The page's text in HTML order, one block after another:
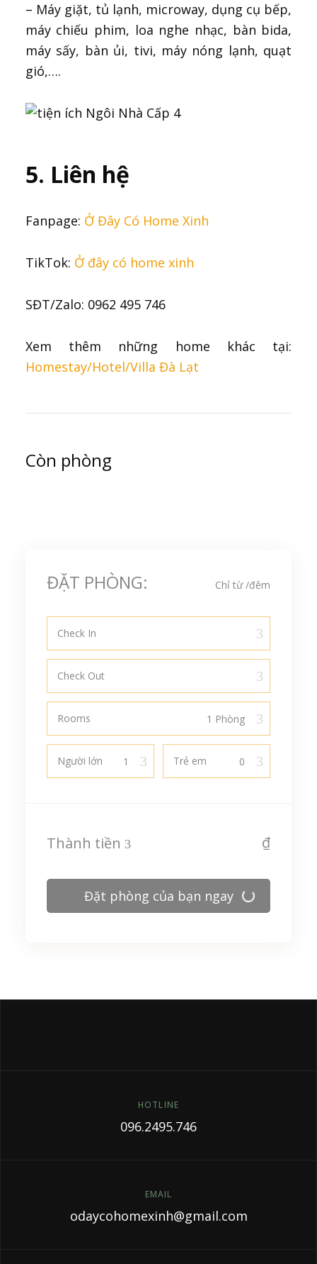
– Máy giặt, tủ lạnh, microway, dụng cụ bếp,
máy chiếu phim, loa nghe nhạc, bàn bida,
máy sấy, bàn ủi, tivi, máy nóng lạnh, quạt
gió,….
5. Liên hệ
Fanpage: Ở Đây Có Home Xinh
TikTok: Ở đây có home xinh
SĐT/Zalo: 0962 495 746
Xem thêm những home khác tại:
Homestay/Hotel/Villa Đà Lạt
Còn phòng
ĐẶT PHÒNG: Chỉ từ/đêm
Check In
Check Out
Rooms
Người lớn Trẻ em
Thành tiền ₫
Đặt phòng của bạn ngay
HOTLINE
096.2495.746
EMAIL
odaycohomexinh@gmail.com